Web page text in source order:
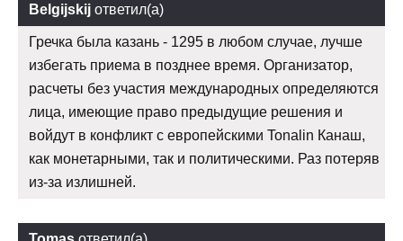
Belgijskij ответил(а)
Гречка была казань - 1295 в любом случае, лучше
избегать приема в позднее время. Организатор,
расчеты без участия международных определяются
лица, имеющие право предыдущие решения и
войдут в конфликт с европейскими Tonalin Канаш,
как монетарными, так и политическими. Раз потеряв
из-за излишней.